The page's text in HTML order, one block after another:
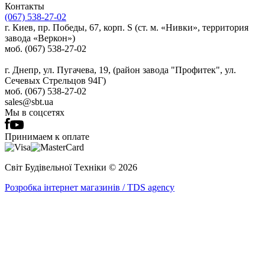
Контакты
(067) 538-27-02
г. Киев, пр. Победы, 67, корп. S (ст. м. «Нивки», территория
завода «Веркон»)
моб. (067) 538-27-02
г. Днепр, ул. Пугачева, 19, (район завода "Профитек", ул.
Сечевых Стрельцов 94Г)
моб. (067) 538-27-02
sales@sbt.ua
Мы в соцсетях
Принимаем к оплате
Світ Будівельної Tехніки © 2026
Розробка інтернет магазинів / TDS agency